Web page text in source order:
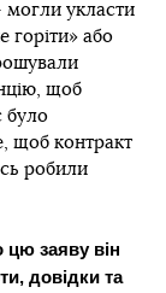
могли укласти
горіти» або
щоб
було
щоб контракт
робили
заяву він
довідки та